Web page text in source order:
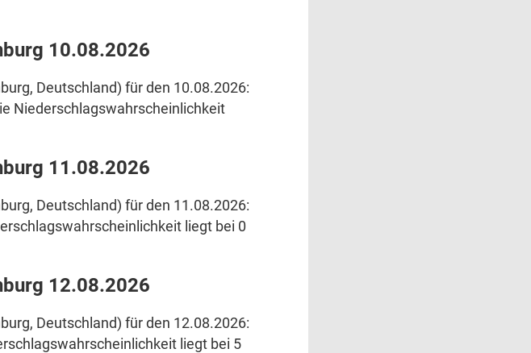
10.08.2026
Deutschland) für den 10.08.2026:
Niederschlagswahrscheinlichkeit
11.08.2026
Deutschland) für den 11.08.2026:
liegt bei 0
12.08.2026
Deutschland) für den 12.08.2026:
liegt bei 5